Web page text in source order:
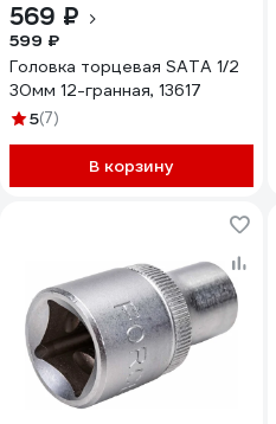
569 ₽
599 ₽
Головка торцевая SATA 1/2
30мм 12-гранная, 13617
5(7)
В корзину